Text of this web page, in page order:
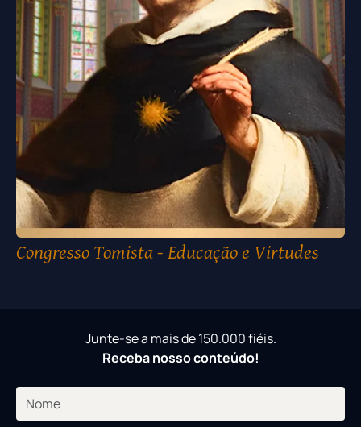
Congresso Tomista - Educação e Virtudes
Junte-se a mais de 150.000 fiéis.
Receba nosso conteúdo!